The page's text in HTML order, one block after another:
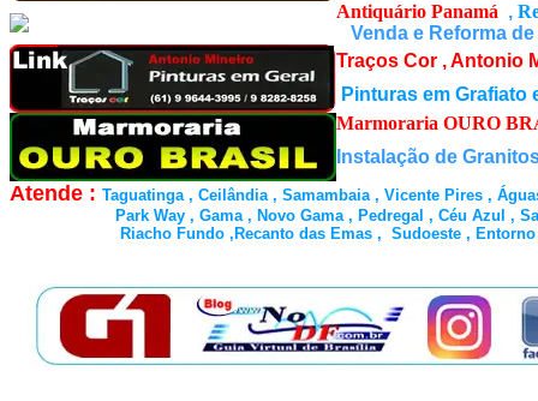
Antiquário Panamá ,
Venda e Reforma
Traços Cor , Antonio
Pinturas em Grafiato
Marmoraria OURO
Instalação de
Atende : Taguatinga , Ceilândia , Samambaia , Vicente Pires ,
Park Way , Gama , Novo Gama , Pedregal , Céu Azul ,
Riacho Fundo ,Recanto das Emas , Sudoeste , Entorno de